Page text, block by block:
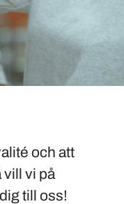
och att
vill vi på
till oss!